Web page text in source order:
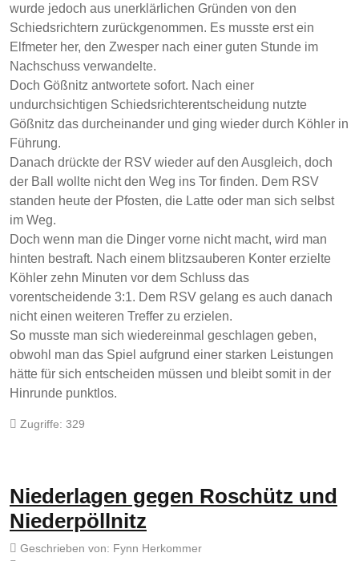
wurde jedoch aus unerklärlichen Gründen von den
Schiedsrichtern zurückgenommen. Es musste erst ein
Elfmeter her, den Zwesper nach einer guten Stunde im
Nachschuss verwandelte.
Doch Gößnitz antwortete sofort. Nach einer
undurchsichtigen Schiedsrichterentscheidung nutzte
Gößnitz das durcheinander und ging wieder durch Köhler in
Führung.
Danach drückte der RSV wieder auf den Ausgleich, doch
der Ball wollte nicht den Weg ins Tor finden. Dem RSV
standen heute der Pfosten, die Latte oder man sich selbst
im Weg.
Doch wenn man die Dinger vorne nicht macht, wird man
hinten bestraft. Nach einem blitzsauberen Konter erzielte
Köhler zehn Minuten vor dem Schluss das
vorentscheidende 3:1. Dem RSV gelang es auch danach
nicht einen weiteren Treffer zu erzielen.
So musste man sich wiedereinmal geschlagen geben,
obwohl man das Spiel aufgrund einer starken Leistungen
hätte für sich entscheiden müssen und bleibt somit in der
Hinrunde punktlos.
Zugriffe: 329
Niederlagen gegen Roschütz und
Niederpöllnitz
Geschrieben von: Fynn Herkommer